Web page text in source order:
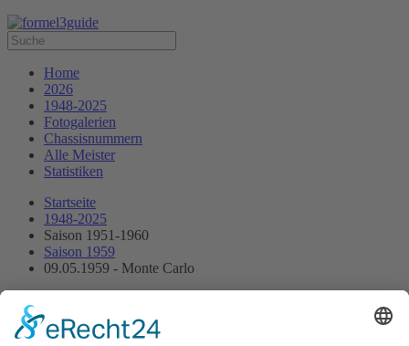
Home
2026
1948-2025
Fotogalerien
Chassisnummern
Alle Meister
Statistiken
Startseite
1948-2025
Saison 1951-1960
Saison 1959
09.05.1959 - Monte Carlo
09.05.1959 - Monte Carlo